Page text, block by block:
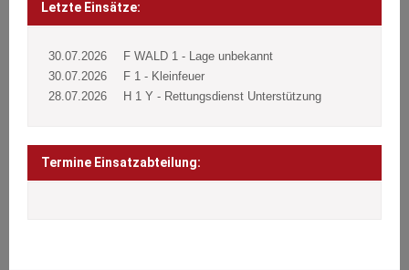
navigation
Letzte Einsätze:
30.07.2026
F WALD 1 - Lage unbekannt
30.07.2026
F 1 - Kleinfeuer
28.07.2026
H 1 Y - Rettungsdienst Unterstützung
Termine Einsatzabteilung: